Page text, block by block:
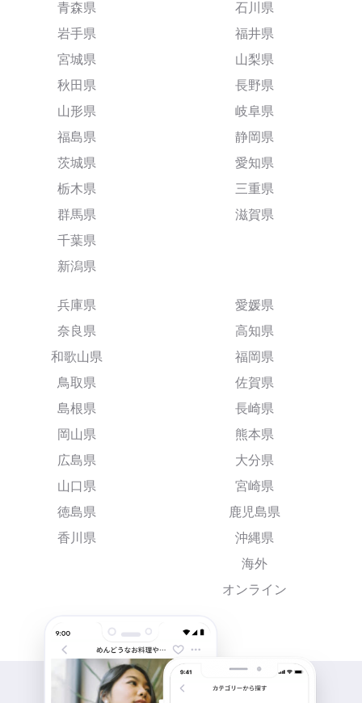
青森県
岩手県
宮城県
秋田県
山形県
福島県
茨城県
栃木県
群馬県
千葉県
新潟県
石川県
福井県
山梨県
長野県
岐阜県
静岡県
愛知県
三重県
滋賀県
兵庫県
奈良県
和歌山県
鳥取県
島根県
岡山県
広島県
山口県
徳島県
香川県
愛媛県
高知県
福岡県
佐賀県
長崎県
熊本県
大分県
宮崎県
鹿児島県
沖縄県
海外
オンライン